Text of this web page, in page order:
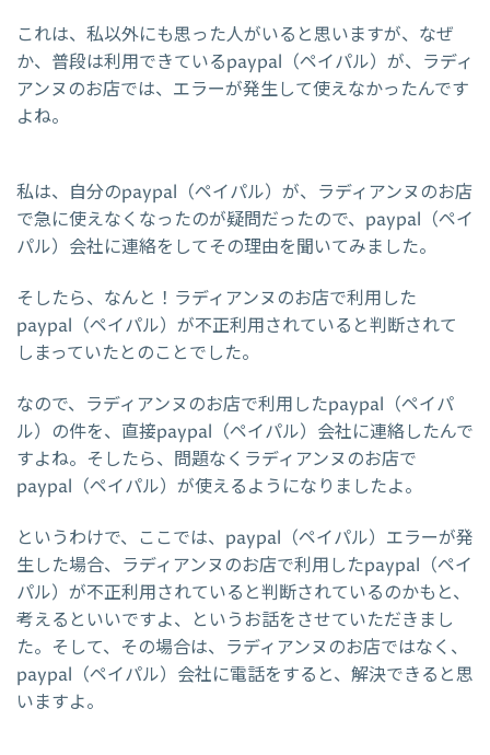
これは、私以外にも思った人がいると思いますが、なぜ
か、普段は利用できているpaypal（ペイパル）が、ラディ
アンヌのお店では、エラーが発生して使えなかったんです
よね。
私は、自分のpaypal（ペイパル）が、ラディアンヌのお店
で急に使えなくなったのが疑問だったので、paypal（ペイ
パル）会社に連絡をしてその理由を聞いてみました。
そしたら、なんと！ラディアンヌのお店で利用した
paypal（ペイパル）が不正利用されていると判断されて
しまっていたとのことでした。
なので、ラディアンヌのお店で利用したpaypal（ペイパ
ル）の件を、直接paypal（ペイパル）会社に連絡したんで
すよね。そしたら、問題なくラディアンヌのお店で
paypal（ペイパル）が使えるようになりましたよ。
というわけで、ここでは、paypal（ペイパル）エラーが発
生した場合、ラディアンヌのお店で利用したpaypal（ペイ
パル）が不正利用されていると判断されているのかもと、
考えるといいですよ、というお話をさせていただきまし
た。そして、その場合は、ラディアンヌのお店ではなく、
paypal（ペイパル）会社に電話をすると、解決できると思
いますよ。